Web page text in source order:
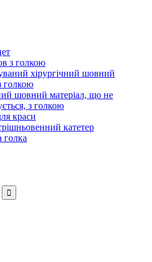
з голкою
хірургічний шовний
голкою
шовний матеріал, що не
з голкою
краси
катетер
голка